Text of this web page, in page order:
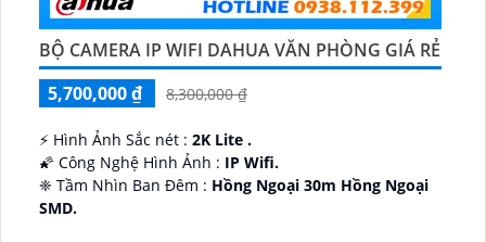
BỘ CAMERA IP WIFI DAHUA VĂN PHÒNG GIÁ RẺ
5,700,000 ₫
8,300,000 ₫
️⚡ Hình Ảnh Sắc nét : 2K Lite .
🌠 Công Nghệ Hình Ảnh : IP Wifi.
❈ Tầm Nhìn Ban Đêm : Hồng Ngoại 30m Hồng Ngoại
SMD.